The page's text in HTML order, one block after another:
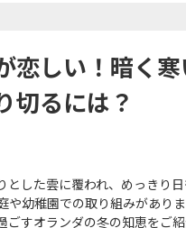
恋しい！暗く
切るには？
とした雲に覆われ、めっきり
や幼稚園での取り組みがあり
すオランダの冬の知恵をご紹